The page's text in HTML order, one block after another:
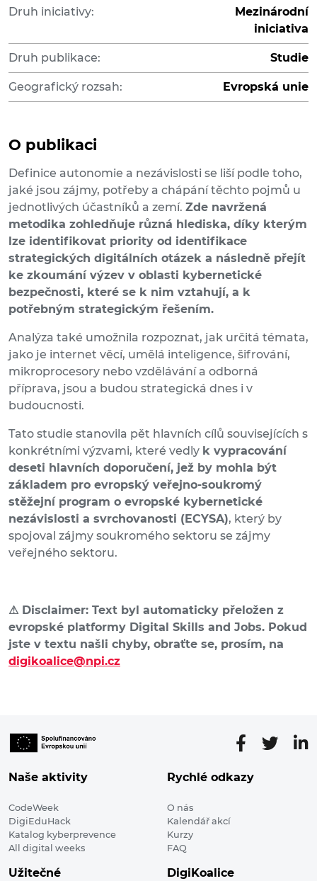
Druh iniciativy:
Mezinárodní
iniciativa
Druh publikace: Studie
Geografický rozsah: Evropská unie
O publikaci
Definice autonomie a nezávislosti se liší podle toho,
jaké jsou zájmy, potřeby a chápání těchto pojmů u
jednotlivých účastníků a zemí. Zde navržená
metodika zohledňuje různá hlediska, díky kterým
lze identifikovat priority od identifikace
strategických digitálních otázek a následně přejít
ke zkoumání výzev v oblasti kybernetické
bezpečnosti, které se k nim vztahují, a k
potřebným strategickým řešením.
Analýza také umožnila rozpoznat, jak určitá témata,
jako je internet věcí, umělá inteligence, šifrování,
mikroprocesory nebo vzdělávání a odborná
příprava, jsou a budou strategická dnes i v
budoucnosti.
Tato studie stanovila pět hlavních cílů souvisejících s
konkrétními výzvami, které vedly k vypracování
deseti hlavních doporučení, jež by mohla být
základem pro evropský veřejno-soukromý
stěžejní program o evropské kybernetické
nezávislosti a svrchovanosti (ECYSA), který by
spojoval zájmy soukromého sektoru se zájmy
veřejného sektoru.
⚠ Disclaimer: Text byl automaticky přeložen z
evropské platformy Digital Skills and Jobs. Pokud
jste v textu našli chyby, obraťte se, prosím, na
digikoalice@npi.cz
Naše aktivity
CodeWeek
DigiEduHack
Katalog kyberprevence
All digital weeks
Rychlé odkazy
O nás
Kalendář akcí
Kurzy
FAQ
Užitečné DigiKoalice